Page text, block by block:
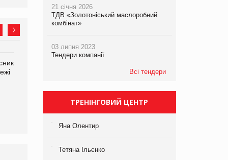
виробництва
компанії «УкраМарин»
21 січня 2026
ТДВ «Золотоніський маслоробний
комбінат»
03 липня 2023
Тендери компанії
Всі тендери
ТРЕНІНГОВИЙ ЦЕНТР
Яна Олентир
Тетяна Ільєнко